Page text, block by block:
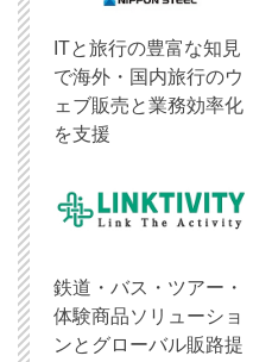
ITと旅行の豊富な知見
で海外・国内旅行のウ
ェブ販売と業務効率化
を支援
鉄道・バス・ツアー・
体験商品ソリューショ
ンとグローバル販路提